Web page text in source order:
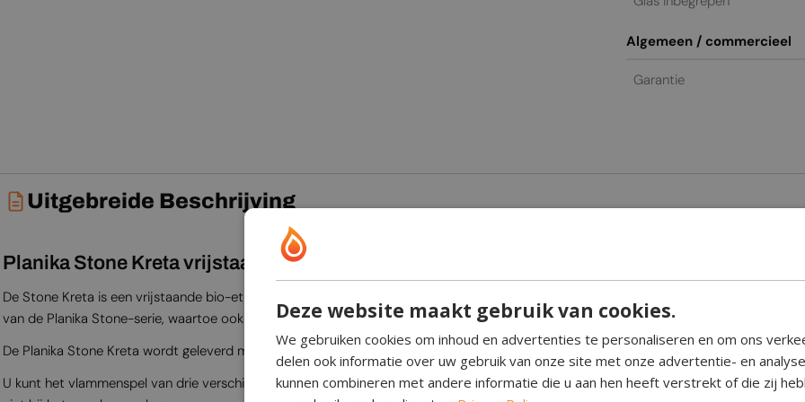
Algemeen / commercieel
Garantie
Uitgebreide Beschrijving
Planika Stone Kreta vrijstaande bio-ethanol haard met BEV-technologie
De Stone Kreta is een vrijstaande bio-ethanol haard van Planika Fires, een van de toonaangevende fabrikanten van automatische
van de Planika Stone-serie, waartoe ook de Stone Daze/Laurent en de Stone Core behoren.
De Planika Stone Kreta wordt geleverd met een omkasting van Dekton-platen met een marmeren afwerking.
U kunt het vlammenspel van drie verschillende zijden bewonderen; alle zijden zijn volledig afgesloten met glas. Hierdoor is er geen
Deze website maakt gebruik van cookies.
We gebruiken cookies om inhoud en advertenties te personaliseren en om ons
delen ook informatie over uw gebruik van onze site met onze advertentie- en
kunnen combineren met andere informatie die u aan hen heeft verstrekt of die zij